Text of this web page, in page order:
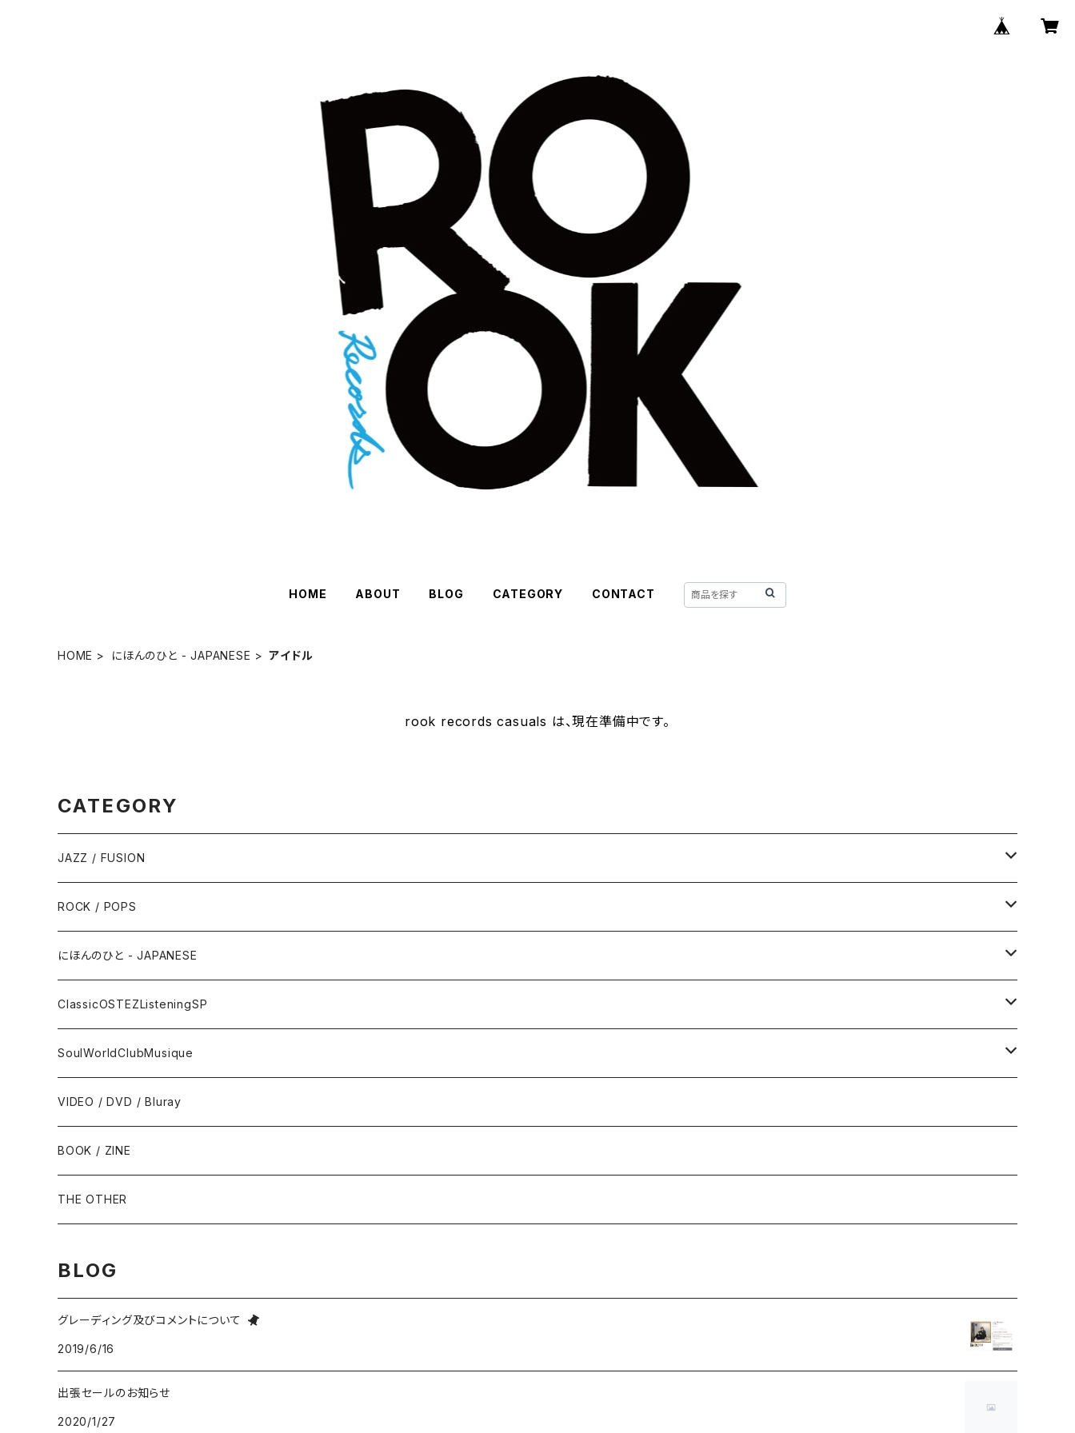
HOME ABOUT BLOG CATEGORY CONTACT
HOME にほんのひと - JAPANESE アイドル
rook records casuals は、現在準備中です。
CATEGORY
JAZZ / FUSION
ピアノ - Piano
サックス - Saxophone
トランペット - Trumpet
トロンボーン - Trombone
フルート/クラリネット - Flute / Clarinet
ヴァイヴ/オルガン - Vibraphone/organ
ギター・ベース・ドラム - g / b / ds
Accordion / Bandoneon
group / session
BLUE NOTE
ROCK / POPS
50s-60s POPULAR VOCAL / OLDIES
SURF / INSTRO
FOLK / SSW
COUNTRY / BLUEGRASS
HILLBILLY / ROCKABILLY / R&R
70s-moderns POPS
NEO ROCKABILLY / PSYCHOBILLY
PROGRESSIVE ROCK / PSYCHEDELIA
GARAGE PUNK / TRASH PUNK
にほんのひと - JAPANESE
グループサウンズ - GS
にほんのポップス
アイドル
ニューミュージック / にほんのフォーク
にほんのロック
にほんのハードロック・ヘヴィメタル
歌謡曲
演歌 / 懐メロ
ClassicOSTEZListeningSP
CLASSIC
サウンド・トラック/映画音楽 - SOUNDTRACKS
にほんのテレビ主題歌・テーマ
COMEDY / SPOKEN WORD / READING
NOVELTY / SABPM
現代音楽Contemporary / PostModern
AVANT / EXPERIMENTAL / NOISE
NEW AGE / HEALING
SoulWorldClubMusique
SOUL / FUNK
BLUES
GOSPEL / CCM
ROOTS REGGAE / DUB
FOLKLORE - フォルクローレ
HAWAIIAN
VIDEO / DVD / Bluray
BOOK / ZINE
THE OTHER
BLOG
グレーディング及びコメントについて
2019/6/16
出張セールのお知らせ
2020/1/27